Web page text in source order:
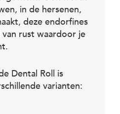
in de hersenen,
deze endorfines
rust waardoor je
Dental Roll is
varianten: